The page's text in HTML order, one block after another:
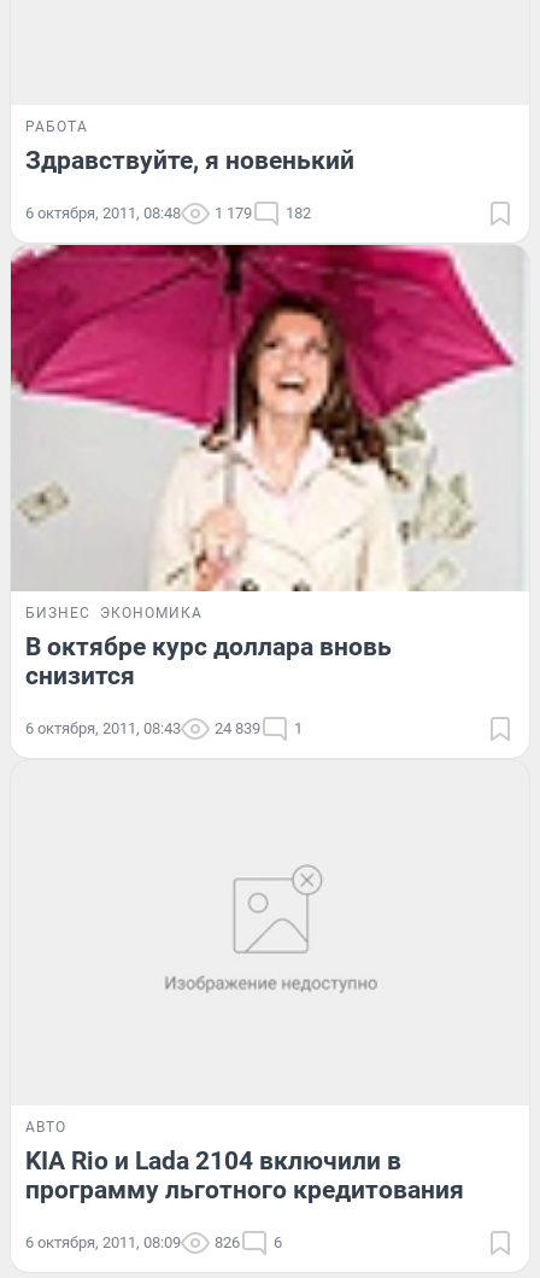
РАБОТА
Здравствуйте, я новенький
6 октября, 2011, 08:48 1 179 182
БИЗНЕС ЭКОНОМИКА
В октябре курс доллара вновь
снизится
6 октября, 2011, 08:43 24 839 1
АВТО
KIA Rio и Lada 2104 включили в
программу льготного кредитования
6 октября, 2011, 08:09 826 6